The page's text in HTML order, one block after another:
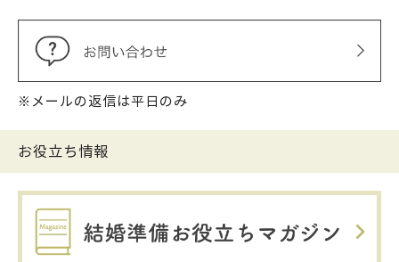
※メールの返信は平日のみ
お役立ち情報